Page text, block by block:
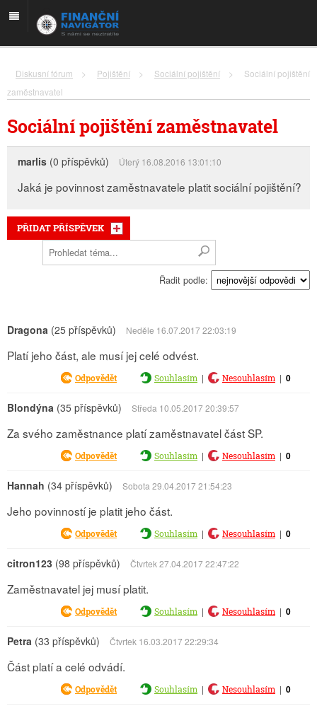
Diskusní fórum > Pojištění > Sociální pojištění >
Sociální pojištění
zaměstnavatel
Sociální pojištění zaměstnavatel
marlis (0 příspěvků) Úterý 16.08.2016 13:01:10
Jaká je povinnost zaměstnavatele platit sociální pojištění?
PŘIDAT PŘÍSPĚVEK
Řadit podle:
Dragona (25 příspěvků) Neděle 16.07.2017 22:03:19
Platí jeho část, ale musí jej celé odvést.
Odpovědět Souhlasím | Nesouhlasím | 0
Blondýna (35 příspěvků) Středa 10.05.2017 20:39:57
Za svého zaměstnance platí zaměstnavatel část SP.
Odpovědět Souhlasím | Nesouhlasím | 0
Hannah (34 příspěvků) Sobota 29.04.2017 21:54:23
Jeho povinností je platit jeho část.
Odpovědět Souhlasím | Nesouhlasím | 0
citron123 (98 příspěvků) Čtvrtek 27.04.2017 22:47:22
Zaměstnavatel jej musí platit.
Odpovědět Souhlasím | Nesouhlasím | 0
Petra (33 příspěvků) Čtvrtek 16.03.2017 22:29:34
Část platí a celé odvádí.
Odpovědět Souhlasím | Nesouhlasím | 0